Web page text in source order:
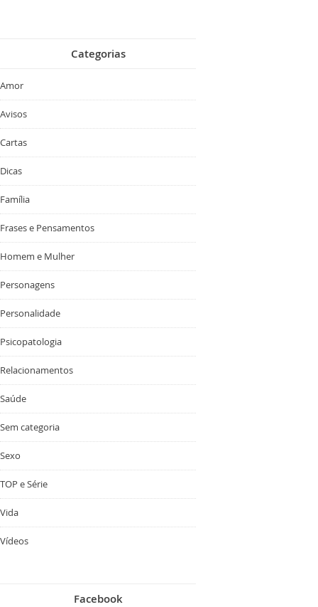
Categorias
Amor
Avisos
Cartas
Dicas
Família
Frases e Pensamentos
Homem e Mulher
Personagens
Personalidade
Psicopatologia
Relacionamentos
Saúde
Sem categoria
Sexo
TOP e Série
Vida
Vídeos
Facebook